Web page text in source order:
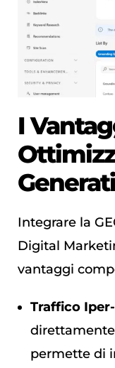
I
Integrare la
Digital
vantaggi
Traffico
direttamente
permette di